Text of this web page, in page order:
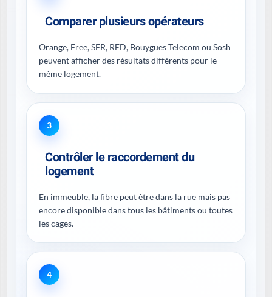
Comparer plusieurs opérateurs
Orange, Free, SFR, RED, Bouygues Telecom ou Sosh
peuvent afficher des résultats différents pour le
même logement.
3
Contrôler le raccordement du
logement
En immeuble, la fibre peut être dans la rue mais pas
encore disponible dans tous les bâtiments ou toutes
les cages.
4